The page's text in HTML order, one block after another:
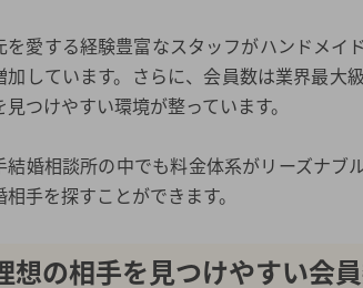
を愛する経験豊富なスタッフがハンドメイ
加しています。さらに、会員数は業界最大
見つけやすい環境が整っています。
結婚相談所の中でも料金体系がリーズナブ
相手を探すことができます。
想の相手を見つけやすい会